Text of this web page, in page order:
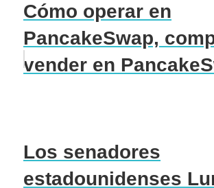
Cómo operar en
PancakeSwap,
vender en
Los senadores
estadounidenses